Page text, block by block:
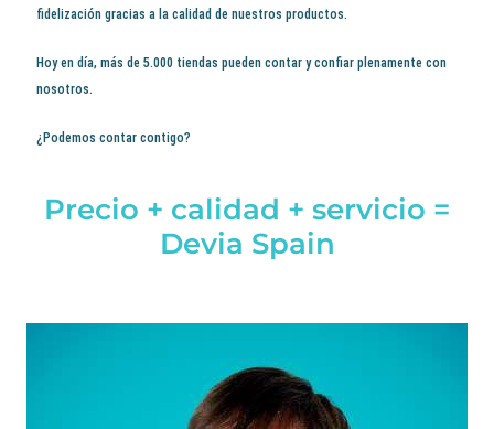
fidelización gracias a la calidad de nuestros productos.
Hoy en día, más de 5.000 tiendas pueden contar y confiar plenamente con
nosotros.
¿Podemos contar contigo?
Precio + calidad + servicio =
Devia Spain